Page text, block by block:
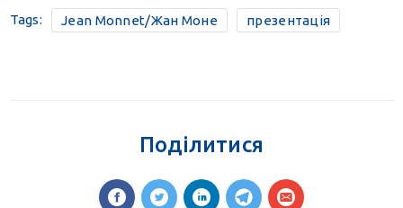
Tags: Jean Monnet/Жан Моне презентація
Поділитися